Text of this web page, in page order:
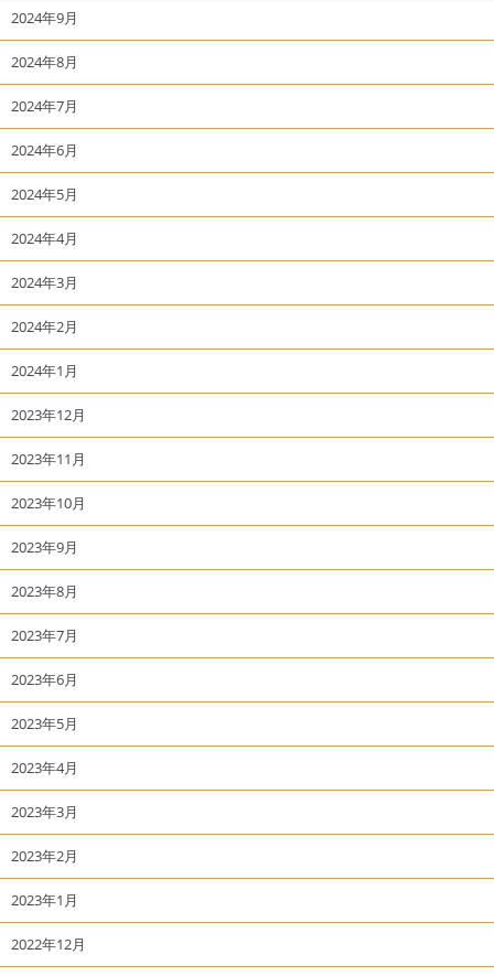
2024年9月
2024年8月
2024年7月
2024年6月
2024年5月
2024年4月
2024年3月
2024年2月
2024年1月
2023年12月
2023年11月
2023年10月
2023年9月
2023年8月
2023年7月
2023年6月
2023年5月
2023年4月
2023年3月
2023年2月
2023年1月
2022年12月